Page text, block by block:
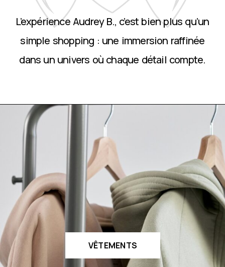
L’expérience Audrey B., c’est bien plus qu’un
simple shopping : une immersion raffinée
dans un univers où chaque détail compte.
VÊTEMENTS